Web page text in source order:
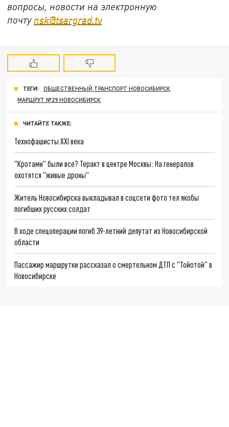
вопросы, новости на электронную
почту nsk@tsargrad.tv
ТЕГИ:
ОБЩЕСТВЕННЫЙ ТРАНСПОРТ НОВОСИБИРСК
МАРШРУТ №29 НОВОСИБИРСК
ЧИТАЙТЕ ТАКЖЕ:
Технофашисты XXI века
"Кротами" были все? Теракт в центре Москвы: На генералов
охотятся "живые дроны"
Житель Новосибирска выкладывал в соцсети фото тел якобы
погибших русских солдат
В ходе спецоперации погиб 39-летний депутат из Новосибирской
области
Пассажир маршрутки рассказал о смертельном ДТП с "Тойотой" в
Новосибирске